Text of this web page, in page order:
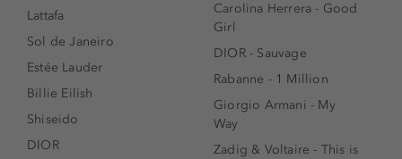
Lattafa
Sol de Janeiro
Estée Lauder
Billie Eilish
Shiseido
DIOR
Carolina Herrera - Good
Girl
DIOR - Sauvage
Rabanne - 1 Million
Giorgio Armani - My
Way
Zadig & Voltaire - This is